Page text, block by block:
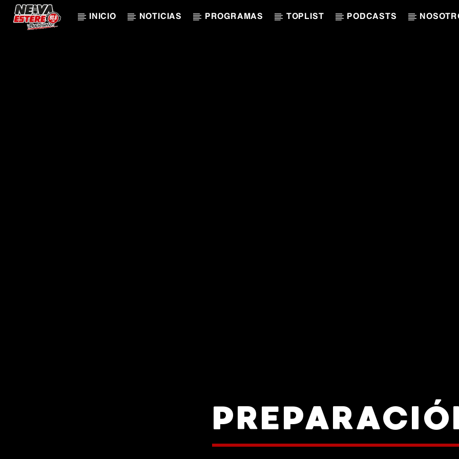
INICIO NOTICIAS PROGRAMAS TOPLIST PODCASTS